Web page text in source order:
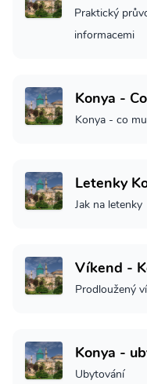
Praktický
informacemi
Konya -
Konya - co
Letenky
Jak na letenky
Víkend -
Prodloužený
Konya -
Ubytování